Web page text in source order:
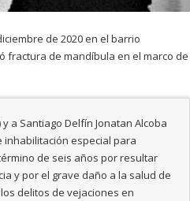
de 2020 en el barrio
fractura de mandíbula en el marco de
a Santiago Delfín Jonatan Alcoba
inhabilitación especial para
de seis años por resultar
y por el grave daño a la salud de
delitos de vejaciones en